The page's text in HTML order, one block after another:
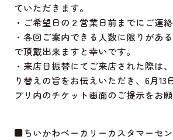
ていただきます。
・ご希望日の２営業日前までにご連絡
・各回ご案内できる人数に限りがあ
で頂戴出来ますと幸いです。
・来店日振替にてご来店された際は
り替えの旨をお伝えいただき、6月13
プリ内のチケット画面のご提示をお願
■ちいかわベーカリーカスタマーセ